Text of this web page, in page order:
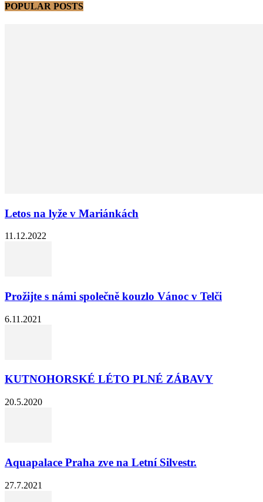
POPULAR POSTS
Letos na lyže v Mariánkách
11.12.2022
Prožijte s námi společně kouzlo Vánoc v Telči
6.11.2021
KUTNOHORSKÉ LÉTO PLNÉ ZÁBAVY
20.5.2020
Aquapalace Praha zve na Letní Silvestr.
27.7.2021